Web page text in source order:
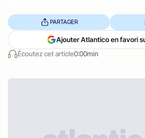
Écoutez cet article0:00min
PARTAGER
Ajouter Atlantico en favori